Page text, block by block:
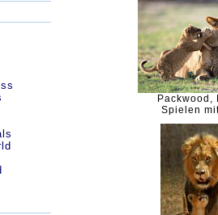
Packwood,
Spielen